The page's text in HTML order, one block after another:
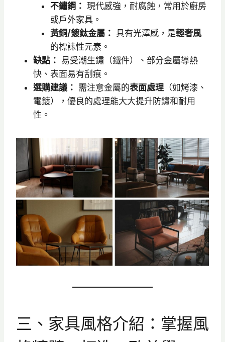
不鏽鋼： 現代感強，耐腐蝕，常用於廚房
或戶外家具。
黃銅/鍍鈦金屬： 具有光澤感，是輕奢風
的標誌性元素。
缺點： 易受潮生鏽（鐵件）、部分金屬導熱
快、表面易有刮痕。
選購建議： 需注意金屬的表面處理 （如烤漆、
電鍍），優良的處理能大大提升防鏽和耐用
性。
三、家具風格介紹：掌握風